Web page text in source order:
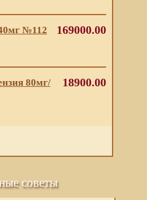
№112
169000.00
80мг/
18900.00
советы